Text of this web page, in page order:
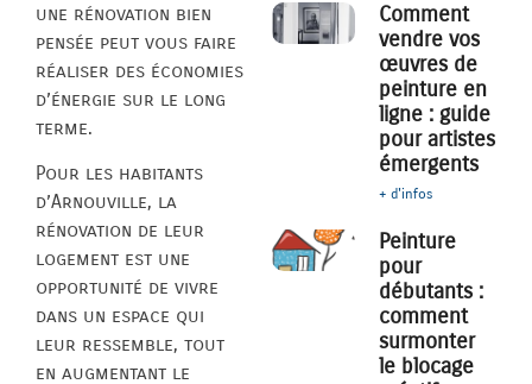
une rénovation bien
pensée peut vous faire
réaliser des économies
d’énergie sur le long
terme.
Pour les habitants
d’Arnouville, la
rénovation de leur
logement est une
opportunité de vivre
dans un espace qui
leur ressemble, tout
en augmentant le
Comment
vendre vos
œuvres de
peinture en
ligne : guide
pour artistes
émergents
+ d'infos
Peinture
pour
débutants :
comment
surmonter
le blocage